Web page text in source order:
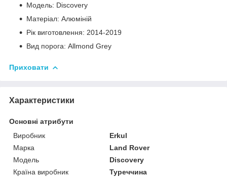
Модель: Discovery
Матеріал: Алюміній
Рік виготовлення: 2014-2019
Вид порога: Allmond Grey
Приховати
Характеристики
Основні атрибути
Виробник
Erkul
Марка
Land Rover
Модель
Discovery
Країна виробник
Туреччина